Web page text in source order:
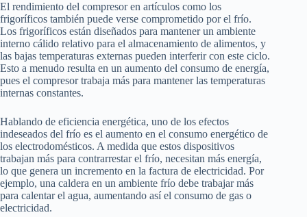
El rendimiento del compresor en artículos como los
frigoríficos también puede verse comprometido por el frío.
Los frigoríficos están diseñados para mantener un ambiente
interno cálido relativo para el almacenamiento de alimentos, y
las bajas temperaturas externas pueden interferir con este ciclo.
Esto a menudo resulta en un aumento del consumo de energía,
pues el compresor trabaja más para mantener las temperaturas
internas constantes.
Hablando de eficiencia energética, uno de los efectos
indeseados del frío es el aumento en el consumo energético de
los electrodomésticos. A medida que estos dispositivos
trabajan más para contrarrestar el frío, necesitan más energía,
lo que genera un incremento en la factura de electricidad. Por
ejemplo, una caldera en un ambiente frío debe trabajar más
para calentar el agua, aumentando así el consumo de gas o
electricidad.